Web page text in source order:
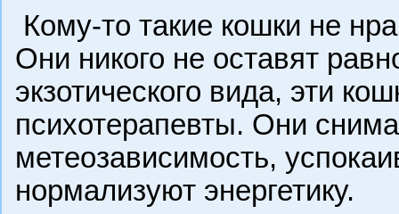
Кому-то такие кошки не
Они никого не оставят
экзотического вида, эти
психотерапевты. Они
метеозависимость,
нормализуют энергетику.